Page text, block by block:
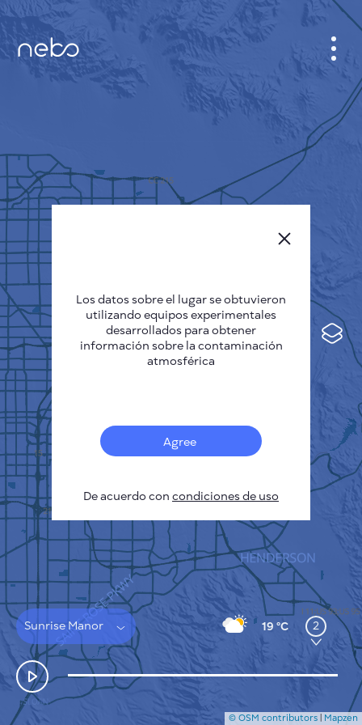
Viento
Sunrise Manor 19 °C 2
GABINETE
QUIÉNES SOMOS
Deutsch
Español
Français
CÓMO FUNCIONA
POLÍTICA DE PRIVACIDAD
CONDICIONES GENERALES
GUÍA DE INSTALACIÓN
API
FAQ
CONTACTE CON NOSOTROS
© OSM contributors | Mapzen
Los datos sobre el lugar se obtuvieron
utilizando equipos experimentales
desarrollados para obtener
información sobre la contaminación
atmosférica
Agree
De acuerdo con condiciones de uso